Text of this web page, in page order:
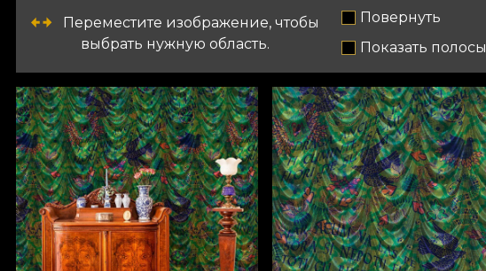
Переместите изображение, чтобы
выбрать нужную область.
Повернуть
Показать полосы